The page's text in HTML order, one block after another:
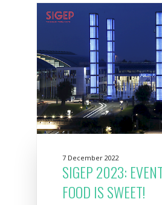
7 December 2022
SIGEP 2023:
FOOD IS SWEET!